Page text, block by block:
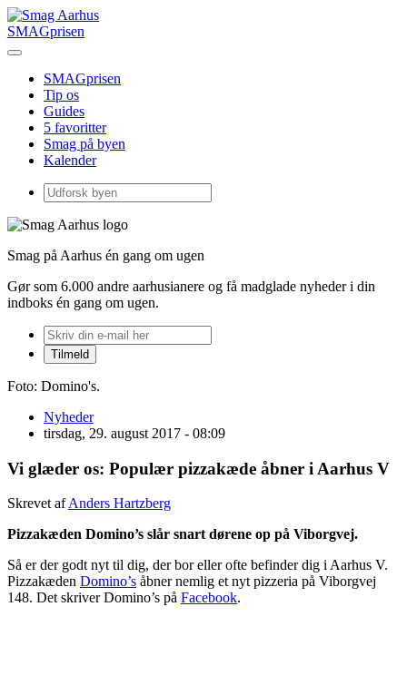
SMAGprisen
SMAGprisen
Tip os
Guides
5 favoritter
Smag på byen
Kalender
Smag på Aarhus én gang om ugen
Gør som 6.000 andre aarhusianere og få madglade nyheder i din
indboks én gang om ugen.
Foto: Domino's.
Nyheder
tirsdag, 29. august 2017 - 08:09
Vi glæder os: Populær pizzakæde åbner i Aarhus V
Skrevet afAnders Hartzberg
Pizzakæden Domino’s slår snart dørene op på Viborgvej.
Så er der godt nyt til dig, der bor eller ofte befinder dig i Aarhus V.
Pizzakæden Domino’s åbner nemlig et nyt pizzeria på Viborgvej
148. Det skriver Domino’s på Facebook.